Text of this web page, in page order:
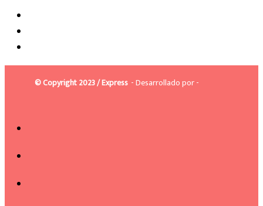
© Copyright 2023 / Express - Desarrollado por -